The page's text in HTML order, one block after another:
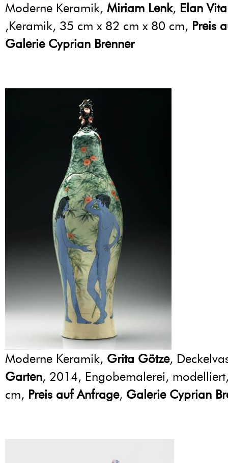
Moderne Keramik, Miriam Lenk, Elan
,Keramik, 35 cm x 82 cm x 80 cm, Preis
Galerie Cyprian Brenner
Moderne Keramik, Grita Götze,
Garten, 2014, Engobemalerei,
cm, Preis auf Anfrage, Galerie Cyprian